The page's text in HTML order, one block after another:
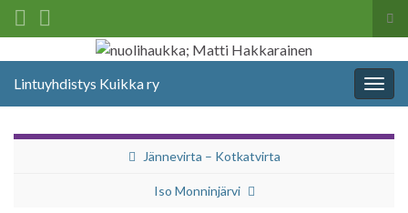
Search for:
Lintuyhdistys Kuikka ry
Jännevirta – Kotkatvirta
Iso Monninjärvi